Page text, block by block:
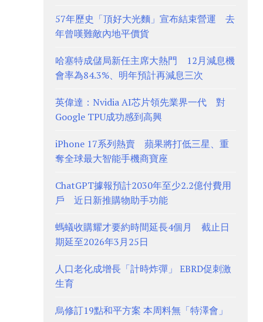
57年歷史「頂好大光麵」宣布結束營運 去
年曾嘆難敵內地平價貨
哈塞特成儲局新任主席大熱門 12月減息機
會率為84.3%、明年預計再減息三次
英偉達：Nvidia AI芯片領先業界一代 對
Google TPU成功感到高興
iPhone 17系列熱賣 蘋果將打低三星、重
奪全球最大智能手機商寶座
ChatGPT據報預計2030年至少2.2億付費用
戶 近日新推購物助手功能
螞蟻收購耀才要約時間延長4個月 截止日
期延至2026年3月25日
人口老化成增長「計時炸彈」 EBRD促刺激
生育
烏修訂19點和平方案 本周料無「特澤會」